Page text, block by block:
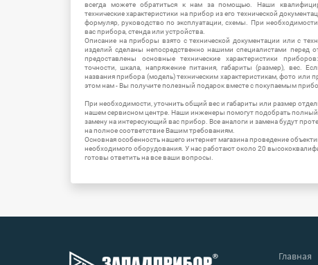
всегда можете обратиться к нам за помощью. Наши
технические характеристики на прибор из его технической
формуляр, руководство по эксплуатации, схемы. При
вас прибора, стенда или устройства.
Описание на приборы взято с технической документации или с
изделий сделаны непосредственно нашими специалистами перед
предоставлены основные технические характеристики
точности, шкала, напряжение питания, габариты (размер), вес.
названия прибора (модель) техническим характеристикам, фото
этом нам - Вы получите полезный подарок вместе с покупаемым
При необходимости, уточнить общий вес и габариты или размер
нашем сервисном центре. Наши инженеры помогут подобрать
замену на интересующий вас прибор. Все аналоги и замена будут
на полное соответствие Вашим требованиям.
Основная особенность нашего интернет магазина проведение
необходимого оборудования. У нас работают около 20
готовы ответить на все ваши вопросы.
Главная